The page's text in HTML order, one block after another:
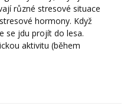
různé stresové situace
hormony. Když
se jdu projít do lesa.
aktivitu (během